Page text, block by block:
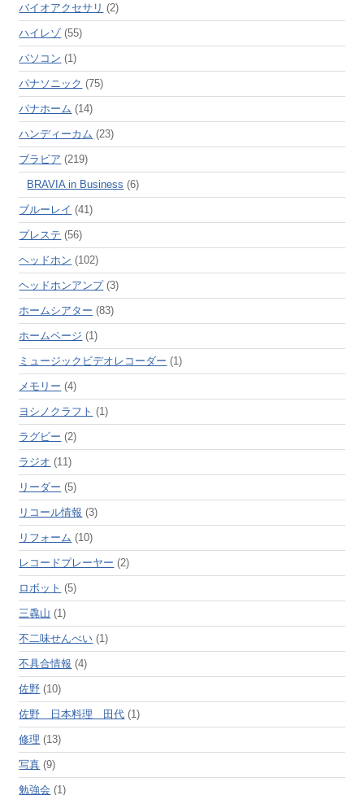
バイオアクセサリ (2)
ハイレゾ(55)
パソコン (1)
パナソニック (75)
パナホーム (14)
ハンディーカム (23)
ブラビア (219)
BRAVIA in Business (6)
ブルーレイ (41)
プレステ (56)
ヘッドホン (102)
ヘッドホンアンプ(3)
ホームシアター (83)
ホームページ (1)
ミュージックビデオレコーダー (1)
メモリー (4)
ヨシノクラフト (1)
ラグビー (2)
ラジオ (11)
リーダー (5)
リコール情報 (3)
リフォーム (10)
レコードプレーヤー (2)
ロボット (5)
三毳山 (1)
不二味せんべい (1)
不具合情報 (4)
佐野 (10)
佐野 日本料理 田代 (1)
修理 (13)
写真 (9)
勉強会 (1)